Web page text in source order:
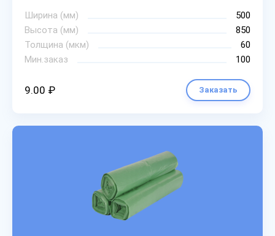
Ширина (мм)
500
Высота (мм)
850
Толщина (мкм)
60
Мин.заказ
100
9.00 ₽ Заказать